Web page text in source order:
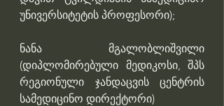
უნივერსიტეტის პროფესორი);
ნანა მგალობლიშვილი
(დიპლომირებული მედიკოსი, შპს
რეგიონული ჯანდაცვის ცენტრის
სამედიცინო დირექტორი)